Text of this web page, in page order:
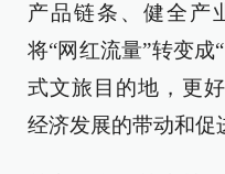
产品链条、健全产
将“网红流量”转变成
式文旅目的地，更
经济发展的带动和促